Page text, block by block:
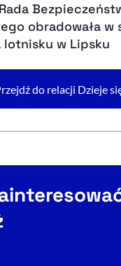
obradowała w
lotnisku w Lipsku
do relacji Dzieje